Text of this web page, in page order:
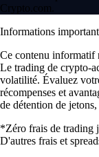
Crypto.com.
Informations
Ce contenu informatif
Le trading de crypto-
volatilité. Évaluez
récompenses et
de détention de
*Zéro frais de trading
D'autres frais et